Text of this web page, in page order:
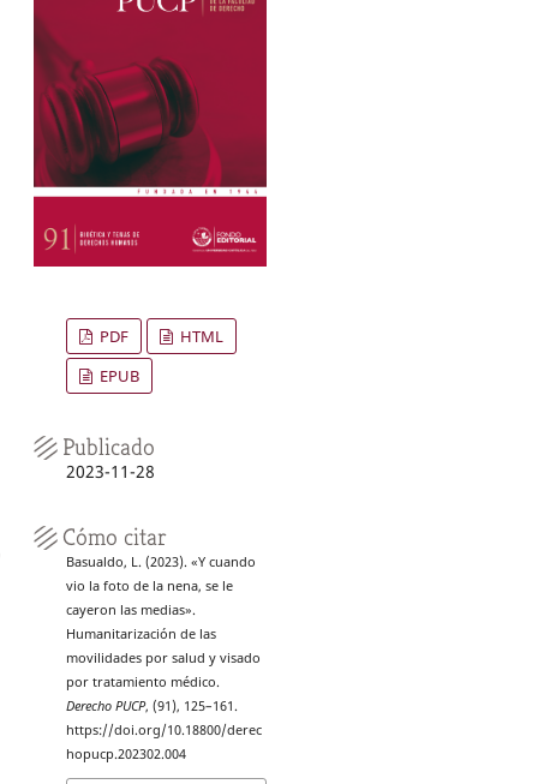
PDF
HTML
EPUB
Publicado
2023-11-28
Cómo citar
Basualdo, L. (2023). «Y cuando
vio la foto de la nena, se le
cayeron las medias».
Humanitarización de las
movilidades por salud y visado
por tratamiento médico.
Derecho PUCP, (91), 125–161.
https://doi.org/10.18800/derec
hopucp.202302.004